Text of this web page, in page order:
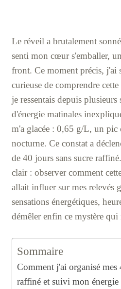
Le réveil a brutalement
senti mon cœur s'emballer,
front. Ce moment précis, j'ai
curieuse de comprendre
je ressentais depuis plusieurs
d'énergie matinales
m'a glacée : 0,65 g/L, un
nocturne. Ce constat a
de 40 jours sans sucre
clair : observer comment
allait influer sur mes relevés
sensations énergétiques,
démêler enfin ce mystère
Sommaire
Comment j'ai organisé mes
raffiné et suivi mon énergie